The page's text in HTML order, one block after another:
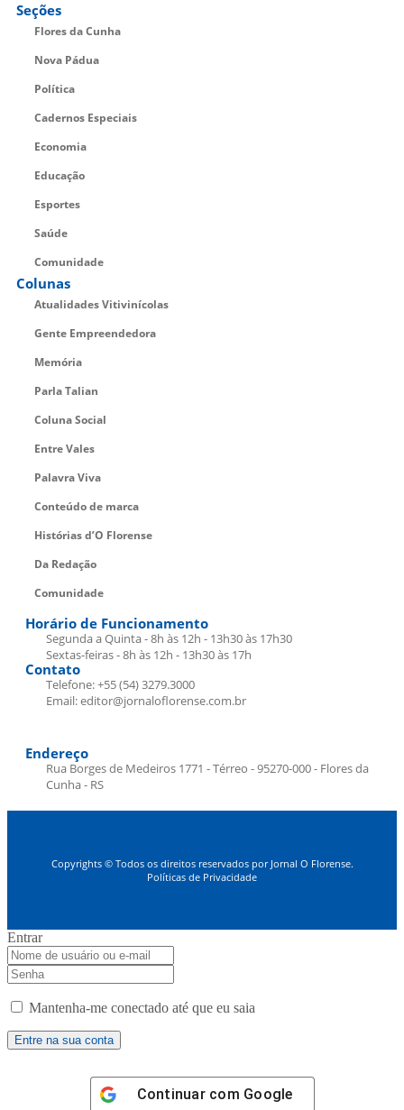
Seções
Flores da Cunha
Nova Pádua
Política
Cadernos Especiais
Economia
Educação
Esportes
Saúde
Comunidade
Colunas
Atualidades Vitivinícolas
Gente Empreendedora
Memória
Parla Talian
Coluna Social
Entre Vales
Palavra Viva
Conteúdo de marca
Histórias d’O Florense
Da Redação
Comunidade
Horário de Funcionamento
Segunda a Quinta - 8h às 12h - 13h30 às 17h30
Sextas-feiras - 8h às 12h - 13h30 às 17h
Contato
Telefone: +55 (54) 3279.3000
Email: editor@jornaloflorense.com.br
Endereço
Rua Borges de Medeiros 1771 - Térreo - 95270-000 - Flores da
Cunha - RS
Copyrights © Todos os direitos reservados por Jornal O Florense.
Políticas de Privacidade
Entrar
Mantenha-me conectado até que eu saia
Continuar com Google